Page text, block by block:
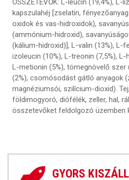
ÖSSZETEVŐK: L-leucin (19,4%), L-
kapszulahéj [zselatin,
oxidok és vas-hidroxidok),
(ammónium-hidroxid),
(kálium-hidroxid)], L-valin (13%), L-
izoleucin (10%), L-treonin (7,5%),
L-metionin (5%), tömegnövelő
(2%), csomósodást gátló anyagok
magnéziumsói, szilícium-dioxid).
földimogyoró, diófélék, zeller, hal,
összetevőket feldolgozó üzemben
GYORS